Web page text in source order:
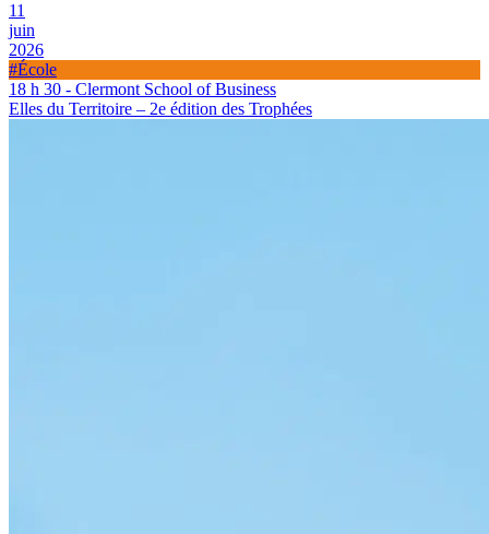
11
juin
2026
#École
18 h 30 - Clermont School of Business
Elles du Territoire – 2e édition des Trophées